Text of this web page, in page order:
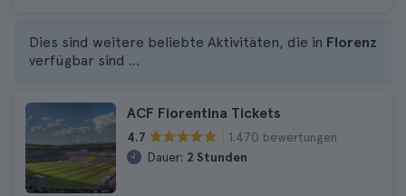
Dies sind weitere beliebte Aktivitäten, die in Florenz
verfügbar sind ...
ACF Fiorentina Tickets
4.7
1.470 bewertungen
Dauer: 2 Stunden